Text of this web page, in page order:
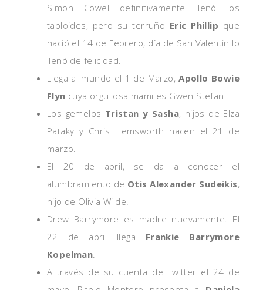
Simon Cowel definitivamente llenó los
tabloides, pero su terruño Eric Phillip que
nació el 14 de Febrero, día de San Valentin lo
llenó de felicidad.
Llega al mundo el 1 de Marzo,Apollo Bowie
Flyn cuya orgullosa mami es Gwen Stefani.
Los gemelos Tristan y Sasha, hijos de Elza
Pataky y Chris Hemsworth nacen el 21 de
marzo.
El 20 de abril, se da a conocer el
alumbramiento de Otis Alexander Sudeikis,
hijo de Olivia Wilde.
Drew Barrymore es madre nuevamente. El
22 de abril llega Frankie Barrymore
Kopelman.
A través de su cuenta de Twitter el 24 de